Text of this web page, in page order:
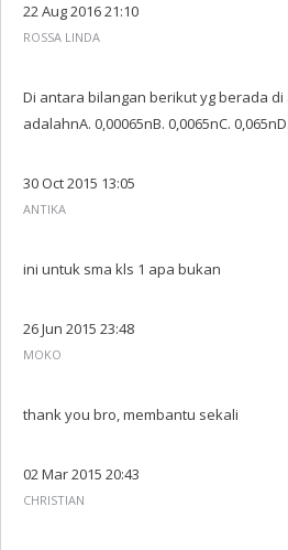
22 Aug 2016 21:10
ROSSA LINDA
Di antara bilangan berikut yg berada di
adalahnA. 0,00065nB. 0,0065nC.
30 Oct 2015 13:05
ANTIKA
ini untuk sma kls 1 apa bukan
26 Jun 2015 23:48
MOKO
thank you bro, membantu sekali
02 Mar 2015 20:43
CHRISTIAN